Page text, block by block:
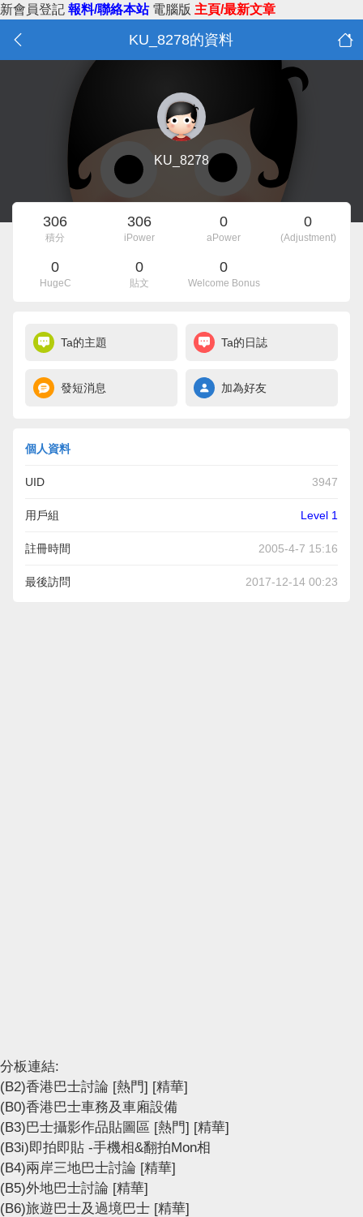
新會員登記 報料/聯絡本站 電腦版 主頁/最新文章
KU_8278的資料
KU_8278
306
積分
306
iPower
0
aPower
0
(Adjustment)
0
HugeC
0
貼文
0
Welcome Bonus
Ta的主題 Ta的日誌
發短消息 加為好友
個人資料
UID 3947
用戶組 Level 1
註冊時間 2005-4-7 15:16
最後訪問 2017-12-14 00:23
分板連結:
(B2)香港巴士討論 [熱門] [精華]
(B0)香港巴士車務及車廂設備
(B3)巴士攝影作品貼圖區 [熱門] [精華]
(B3i)即拍即貼 -手機相&翻拍Mon相
(B4)兩岸三地巴士討論 [精華]
(B5)外地巴士討論 [精華]
(B6)旅遊巴士及過境巴士 [精華]